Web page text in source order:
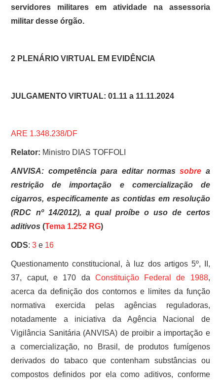
servidores militares em atividade na assessoria
militar desse órgão.
2 PLENÁRIO VIRTUAL EM EVIDÊNCIA
JULGAMENTO VIRTUAL: 01.11 a 11.11.2024
ARE 1.348.238/DF
Relator: Ministro DIAS TOFFOLI
ANVISA: competência para editar normassobre a
restrição de importação e comercialização de
cigarros, especificamente as contidas em resolução
(RDC nº 14/2012), a qual proíbe o uso de certos
aditivos (Tema 1.252 RG)
ODS:3 e 16
Questionamento constitucional, à luz dos artigos 5º, II,
37, caput, e 170 da Constituição Federal de 1988,
acerca da definição dos contornos e limites da função
normativa exercida pelas agências reguladoras,
notadamente a iniciativa da Agência Nacional de
Vigilância Sanitária (ANVISA) de proibir a importação e
a comercialização, no Brasil, de produtos fumígenos
derivados do tabaco que contenham substâncias ou
compostos definidos por ela como aditivos, conforme